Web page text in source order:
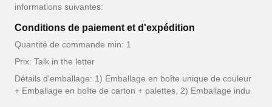
informations suivantes:
Conditions de paiement et d'expédition
Quantité de commande min: 1
Prix: Talk in the letter
Détails d'emballage: 1) Emballage en boîte unique de couleur
+ Emballage en boîte de carton + palettes, 2) Emballage indu